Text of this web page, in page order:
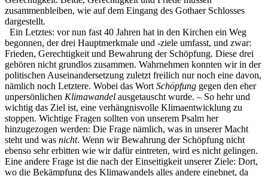
zusammenbleiben, wie auf dem Eingang des Gothaer Schlosses
dargestellt.
Ein Letztes: vor nun fast 40 Jahren hat in den Kirchen ein Weg
begonnen, der drei Hauptmerkmale und -ziele umfasst, und zwar:
Frieden, Gerechtigkeit und Bewahrung der Schöpfung. Diese drei
gehören nicht grundlos zusammen. Wahrnehmen konnten wir in der
politischen Auseinandersetzung zuletzt freilich nur noch eine davon,
nämlich noch Letztere. Wobei das WortSchöpfung gegen den eher
unpersönlichen Klimawandel ausgetauscht wurde. – So hehr und
wichtig das Ziel ist, eine verhängnisvolle Klimaentwicklung zu
stoppen. Wichtige Fragen sollten von unserem Psalm her
hinzugezogen werden: Die Frage nämlich, was in unserer Macht
steht und was nicht. Wenn wir Bewahrung der Schöpfung nicht
ebenso sehr erbitten wie wir dafür eintreten, wird es nicht gelingen.
Eine andere Frage ist die nach der Einseitigkeit unserer Ziele: Dort,
wo die Bekämpfung des Klimawandels alles andere einebnet, da